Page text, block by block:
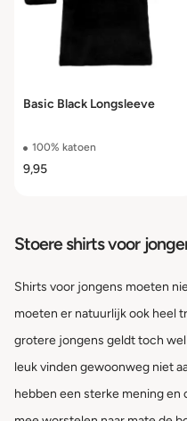
Basic Black Longsleeve
100% katoen
9,95
Stoere shirts voor
Shirts voor jongens moeten
moeten er natuurlijk ook heel
grotere jongens geldt toch
leuk vinden gewoonweg niet
hebben een sterke mening en